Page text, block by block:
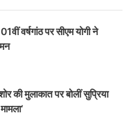
वर्षगांठ पर सीएम योगी ने
की मुलाकात पर बोलीं सुप्रिया